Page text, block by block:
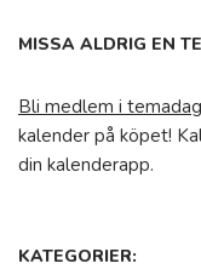
MISSA ALDRIG EN
Bli medlem i
kalender på köpet!
din kalenderapp.
KATEGORIER: